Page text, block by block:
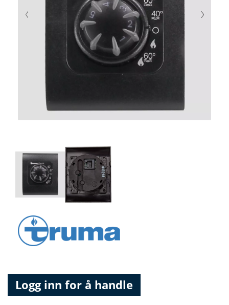
Logg inn for å handle